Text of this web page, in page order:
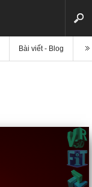
Bài viết - Blog